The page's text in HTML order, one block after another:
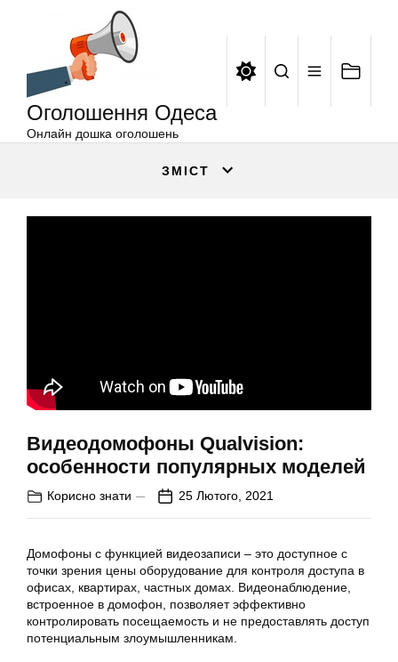
Оголошення Одеса
Онлайн дошка оголошень
ЗМІСТ
Видеодомофоны Qualvision:
особенности популярных моделей
Корисно знати 25 Лютого, 2021
Домофоны с функцией видеозаписи – это доступное с
точки зрения цены оборудование для контроля доступа в
офисах, квартирах, частных домах. Видеонаблюдение,
встроенное в домофон, позволяет эффективно
контролировать посещаемость и не предоставлять доступ
потенциальным злоумышленникам.